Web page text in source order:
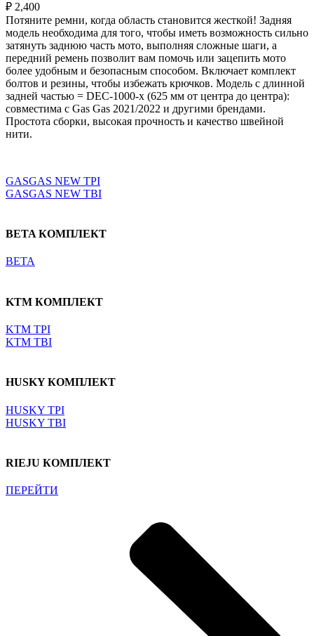
₽ 2,400
Потяните ремни, когда область становится жесткой! Задняя
модель необходима для того, чтобы иметь возможность сильно
затянуть заднюю часть мото, выполняя сложные шаги, а
передний ремень позволит вам помочь или зацепить мото
более удобным и безопасным способом. Включает комплект
болтов и резины, чтобы избежать крючков. Модель с длинной
задней частью = DEC-1000-x (625 мм от центра до центра):
совместима с Gas Gas 2021/2022 и другими брендами.
Простота сборки, высокая прочность и качество швейной
нити.
GASGAS NEW TPI
GASGAS NEW TBI
BETA КОМПЛЕКТ
BETA
KTM КОМПЛЕКТ
KTM TPI
KTM TBI
HUSKY КОМПЛЕКТ
HUSKY TPI
HUSKY TBI
RIEJU КОМПЛЕКТ
ПЕРЕЙТИ